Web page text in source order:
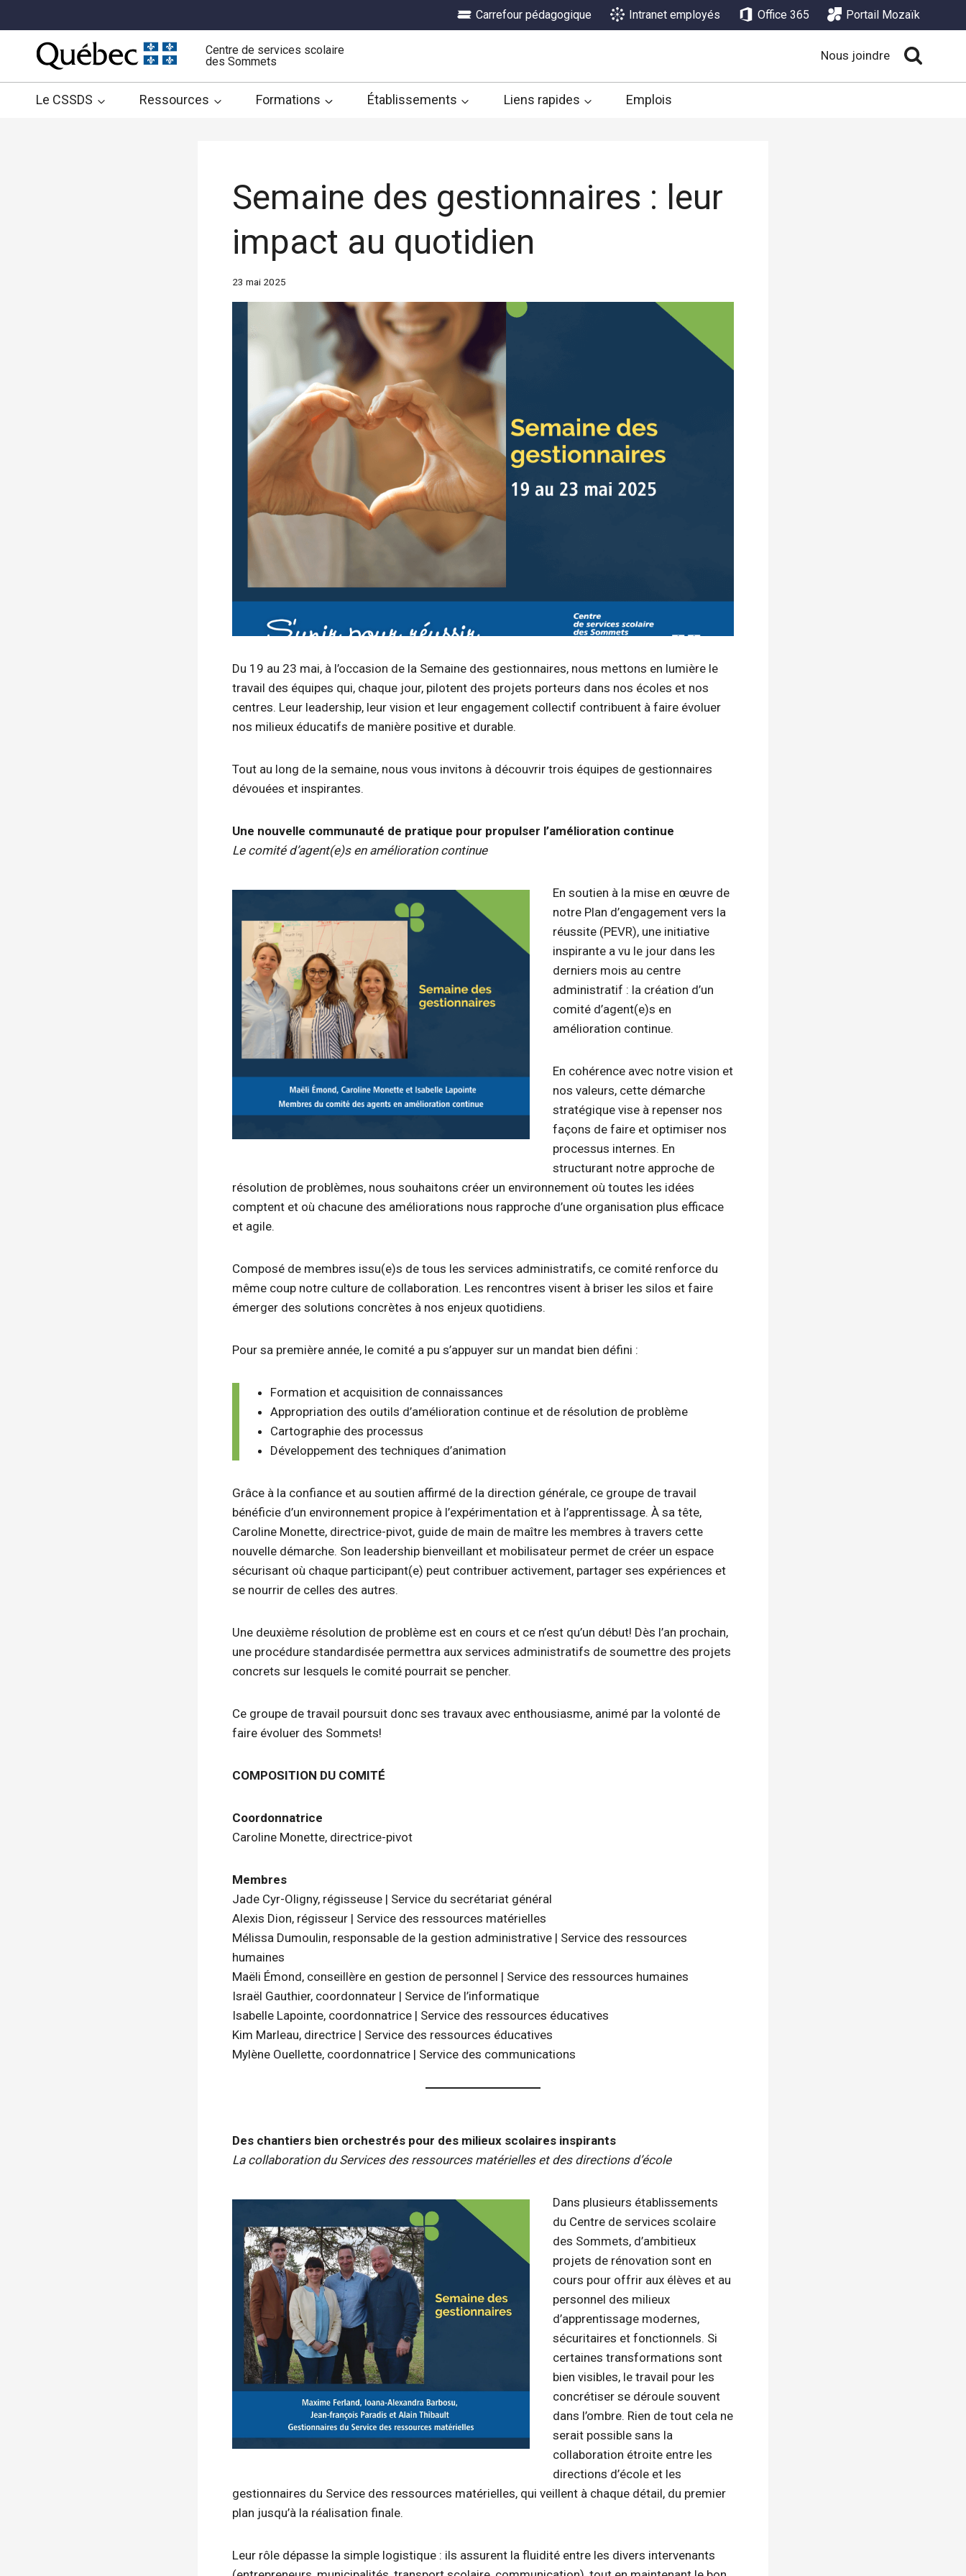
au
contenu
Carrefour pédagogique Intranet employés Office 365 Portail Mozaïk
Centre de services scolaire
des Sommets
Nous joindre
Le CSSDS Ressources Formations Établissements Liens rapides Emplois
Semaine des gestionnaires : leur
impact au quotidien
23 mai 2025
Du 19 au 23 mai, à l’occasion de la Semaine des gestionnaires, nous mettons en lumière le
travail des équipes qui, chaque jour, pilotent des projets porteurs dans nos écoles et nos
centres. Leur leadership, leur vision et leur engagement collectif contribuent à faire évoluer
nos milieux éducatifs de manière positive et durable.
Tout au long de la semaine, nous vous invitons à découvrir trois équipes de gestionnaires
dévouées et inspirantes.
Une nouvelle communauté de pratique pour propulser l’amélioration continue
Le comité d’agent(e)s en amélioration continue
En soutien à la mise en œuvre de
notre Plan d’engagement vers la
réussite (PEVR), une initiative
inspirante a vu le jour dans les
derniers mois au centre
administratif : la création d’un
comité d’agent(e)s en
amélioration continue.
En cohérence avec notre vision et
nos valeurs, cette démarche
stratégique vise à repenser nos
façons de faire et optimiser nos
processus internes. En
structurant notre approche de
résolution de problèmes, nous souhaitons créer un environnement où toutes les idées
comptent et où chacune des améliorations nous rapproche d’une organisation plus efficace
et agile.
Composé de membres issu(e)s de tous les services administratifs, ce comité renforce du
même coup notre culture de collaboration. Les rencontres visent à briser les silos et faire
émerger des solutions concrètes à nos enjeux quotidiens.
Pour sa première année, le comité a pu s’appuyer sur un mandat bien défini :
Formation et acquisition de connaissances
Appropriation des outils d’amélioration continue et de résolution de problème
Cartographie des processus
Développement des techniques d’animation
Grâce à la confiance et au soutien affirmé de la direction générale, ce groupe de travail
bénéficie d’un environnement propice à l’expérimentation et à l’apprentissage. À sa tête,
Caroline Monette, directrice-pivot, guide de main de maître les membres à travers cette
nouvelle démarche. Son leadership bienveillant et mobilisateur permet de créer un espace
sécurisant où chaque participant(e) peut contribuer activement, partager ses expériences et
se nourrir de celles des autres.
Une deuxième résolution de problème est en cours et ce n’est qu’un début! Dès l’an prochain,
une procédure standardisée permettra aux services administratifs de soumettre des projets
concrets sur lesquels le comité pourrait se pencher.
Ce groupe de travail poursuit donc ses travaux avec enthousiasme, animé par la volonté de
faire évoluer des Sommets!
COMPOSITION DU COMITÉ
Coordonnatrice
Caroline Monette, directrice-pivot
Membres
Jade Cyr-Oligny, régisseuse | Service du secrétariat général
Alexis Dion, régisseur | Service des ressources matérielles
Mélissa Dumoulin, responsable de la gestion administrative | Service des ressources
humaines
Maëli Émond, conseillère en gestion de personnel | Service des ressources humaines
Israël Gauthier, coordonnateur | Service de l’informatique
Isabelle Lapointe, coordonnatrice | Service des ressources éducatives
Kim Marleau, directrice | Service des ressources éducatives
Mylène Ouellette, coordonnatrice | Service des communications
Des chantiers bien orchestrés pour des milieux scolaires inspirants
La collaboration du Services des ressources matérielles et des directions d’école
Dans plusieurs établissements
du Centre de services scolaire
des Sommets, d’ambitieux
projets de rénovation sont en
cours pour offrir aux élèves et au
personnel des milieux
d’apprentissage modernes,
sécuritaires et fonctionnels. Si
certaines transformations sont
bien visibles, le travail pour les
concrétiser se déroule souvent
dans l’ombre. Rien de tout cela ne
serait possible sans la
collaboration étroite entre les
directions d’école et les
gestionnaires du Service des ressources matérielles, qui veillent à chaque détail, du premier
plan jusqu’à la réalisation finale.
Leur rôle dépasse la simple logistique : ils assurent la fluidité entre les divers intervenants